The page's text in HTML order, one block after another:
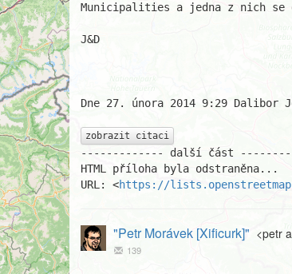
Municipalities a jedna z nich
J&D
Dne 27. února 2014 9:29
zobrazit citaci
------------- další část
HTML příloha byla odstraněna...
URL: <https://
"Petr Morávek [Xificurk]" <petr
139